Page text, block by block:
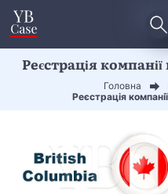
Реєстрація
Головна
Реєстрація